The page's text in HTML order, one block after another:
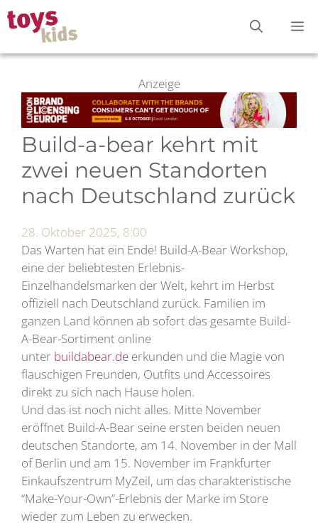
Zum
Inhalt
springen
Anzeige
Build-a-bear kehrt mit
zwei neuen Standorten
nach Deutschland zurück
28. Oktober 2025, 8:00
Das Warten hat ein Ende! Build-A-Bear Workshop,
eine der beliebtesten Erlebnis-
Einzelhandelsmarken der Welt, kehrt im Herbst
offiziell nach Deutschland zurück. Familien im
ganzen Land können ab sofort das gesamte Build-
A-Bear-Sortiment online
unter buildabear.de erkunden und die Magie von
flauschigen Freunden, Outfits und Accessoires
direkt zu sich nach Hause holen.
Und das ist noch nicht alles. Mitte November
eröffnet Build-A-Bear seine ersten beiden neuen
deutschen Standorte, am 14. November in der Mall
of Berlin und am 15. November im Frankfurter
Einkaufszentrum MyZeil, um das charakteristische
“Make-Your-Own”-Erlebnis der Marke im Store
wieder zum Leben zu erwecken.